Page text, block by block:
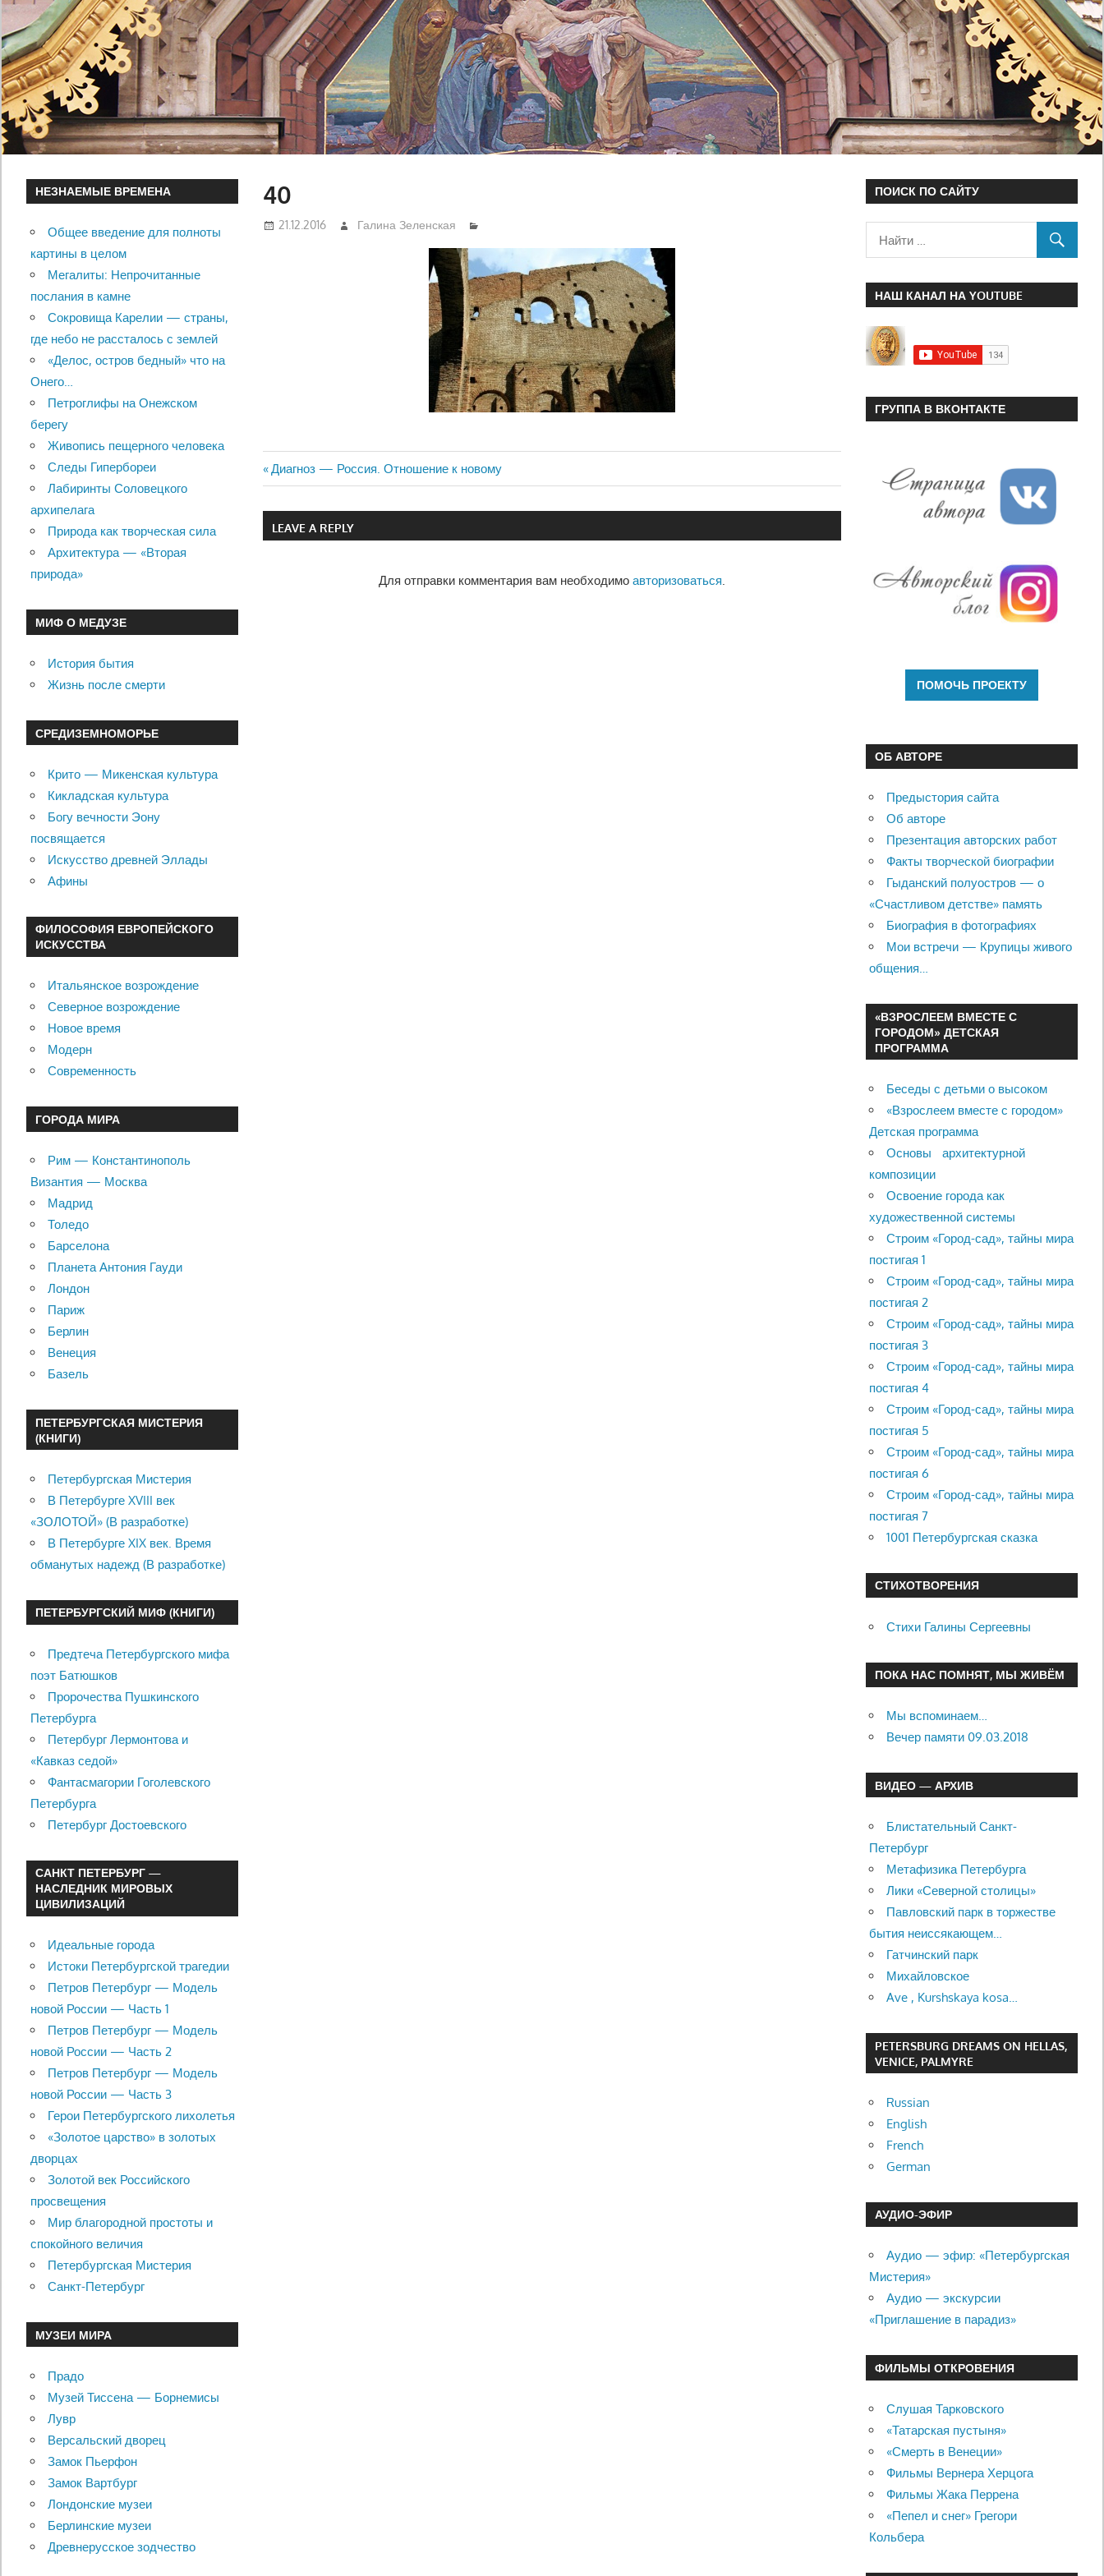
40
21.12.2016 Галина Зеленская
Навигация
по
Previous
Post:
Диагноз — Россия. Отношение к новому
LEAVE A REPLY
Для отправки комментария вам необходимо авторизоваться.
НЕЗНАЕМЫЕ ВРЕМЕНА
Общее введение для полноты
картины в целом
Мегалиты: Непрочитанные
послания в камне
Сокровища Карелии — страны,
где небо не рассталось с землей
«Делос, остров бедный» что на
Онего…
Петроглифы на Онежском
берегу
Живопись пещерного человека
Следы Гипербореи
Лабиринты Соловецкого
архипелага
Природа как творческая сила
Архитектура — «Вторая
природа»
МИФ О МЕДУЗЕ
История бытия
Жизнь после смерти
СРЕДИЗЕМНОМОРЬЕ
Крито — Микенская культура
Кикладская культура
Богу вечности Эону
посвящается
Искусство древней Эллады
Афины
ФИЛОСОФИЯ ЕВРОПЕЙСКОГО
ИСКУССТВА
Итальянское возрождение
Северное возрождение
Новое время
Модерн
Современность
ГОРОДА МИРА
Рим — Константинополь
Византия — Москва
Мадрид
Толедо
Барселона
Планета Антония Гауди
Лондон
Париж
Берлин
Венеция
Базель
ПЕТЕРБУРГСКАЯ МИСТЕРИЯ
(КНИГИ)
Петербургская Мистерия
В Петербурге XVIII век
«ЗОЛОТОЙ» (В разработке)
В Петербурге XIX век. Время
обманутых надежд (В разработке)
ПЕТЕРБУРГСКИЙ МИФ (КНИГИ)
Предтеча Петербургского мифа
поэт Батюшков
Пророчества Пушкинского
Петербурга
Петербург Лермонтова и
«Кавказ седой»
Фантасмагории Гоголевского
Петербурга
Петербург Достоевского
САНКТ ПЕТЕРБУРГ —
НАСЛЕДНИК МИРОВЫХ
ЦИВИЛИЗАЦИЙ
Идеальные города
Истоки Петербургской трагедии
Петров Петербург — Модель
новой России — Часть 1
Петров Петербург — Модель
новой России — Часть 2
Петров Петербург — Модель
новой России — Часть 3
Герои Петербургского лихолетья
«Золотое царство» в золотых
дворцах
Золотой век Российского
просвещения
Мир благородной простоты и
спокойного величия
Петербургская Мистерия
Санкт-Петербург
МУЗЕИ МИРА
Прадо
Музей Тиссена — Борнемисы
Лувр
Версальский дворец
Замок Пьерфон
Замок Вартбург
Лондонские музеи
Берлинские музеи
Древнерусское зодчество
ПОИСК ПО САЙТУ
НАШ КАНАЛ НА YOUTUBE
ГРУППА В ВКОНТАКТЕ
ОБ АВТОРЕ
Предыстория сайта
Об авторе
Презентация авторских работ
Факты творческой биографии
Гыданский полуостров — о
«Счастливом детстве» память
Биография в фотографиях
Мои встречи — Крупицы живого
общения…
«ВЗРОСЛЕЕМ ВМЕСТЕ С
ГОРОДОМ» ДЕТСКАЯ
ПРОГРАММА
Беседы с детьми о высоком
«Взрослеем вместе с городом»
Детская программа
Основы архитектурной
композиции
Освоение города как
художественной системы
Строим «Город-сад», тайны мира
постигая 1
Строим «Город-сад», тайны мира
постигая 2
Строим «Город-сад», тайны мира
постигая 3
Строим «Город-сад», тайны мира
постигая 4
Строим «Город-сад», тайны мира
постигая 5
Строим «Город-сад», тайны мира
постигая 6
Строим «Город-сад», тайны мира
постигая 7
1001 Петербургская сказка
СТИХОТВОРЕНИЯ
Стихи Галины Сергеевны
ПОКА НАС ПОМНЯТ, МЫ ЖИВЁМ
Мы вспоминаем…
Вечер памяти 09.03.2018
ВИДЕО — АРХИВ
Блистательный Санкт-
Петербург
Метафизика Петербурга
Лики «Северной столицы»
Павловский парк в торжестве
бытия неиссякающем…
Гатчинский парк
Михайловское
Ave , Kurshskaya kosa…
PETERSBURG DREAMS ON HELLAS,
VENICE, PALMYRE
Russian
English
French
German
АУДИО-ЭФИР
Аудио — эфир: «Петербургская
Мистерия»
Аудио — экскурсии
«Приглашение в парадиз»
ФИЛЬМЫ ОТКРОВЕНИЯ
Слушая Тарковского
«Татарская пустыня»
«Смерть в Венеции»
Фильмы Вернера Херцога
Фильмы Жака Перрена
«Пепел и снег» Грегори
Кольбера